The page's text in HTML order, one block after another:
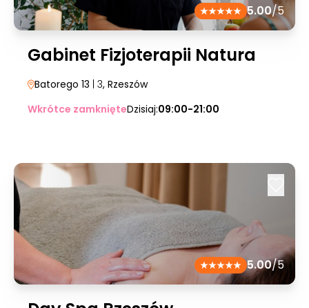
5.00/5
Gabinet Fizjoterapii Natura
Batorego 13 | 3, Rzeszów
Wkrótce zamknięteDzisiaj:09:00-21:00
5.00/5